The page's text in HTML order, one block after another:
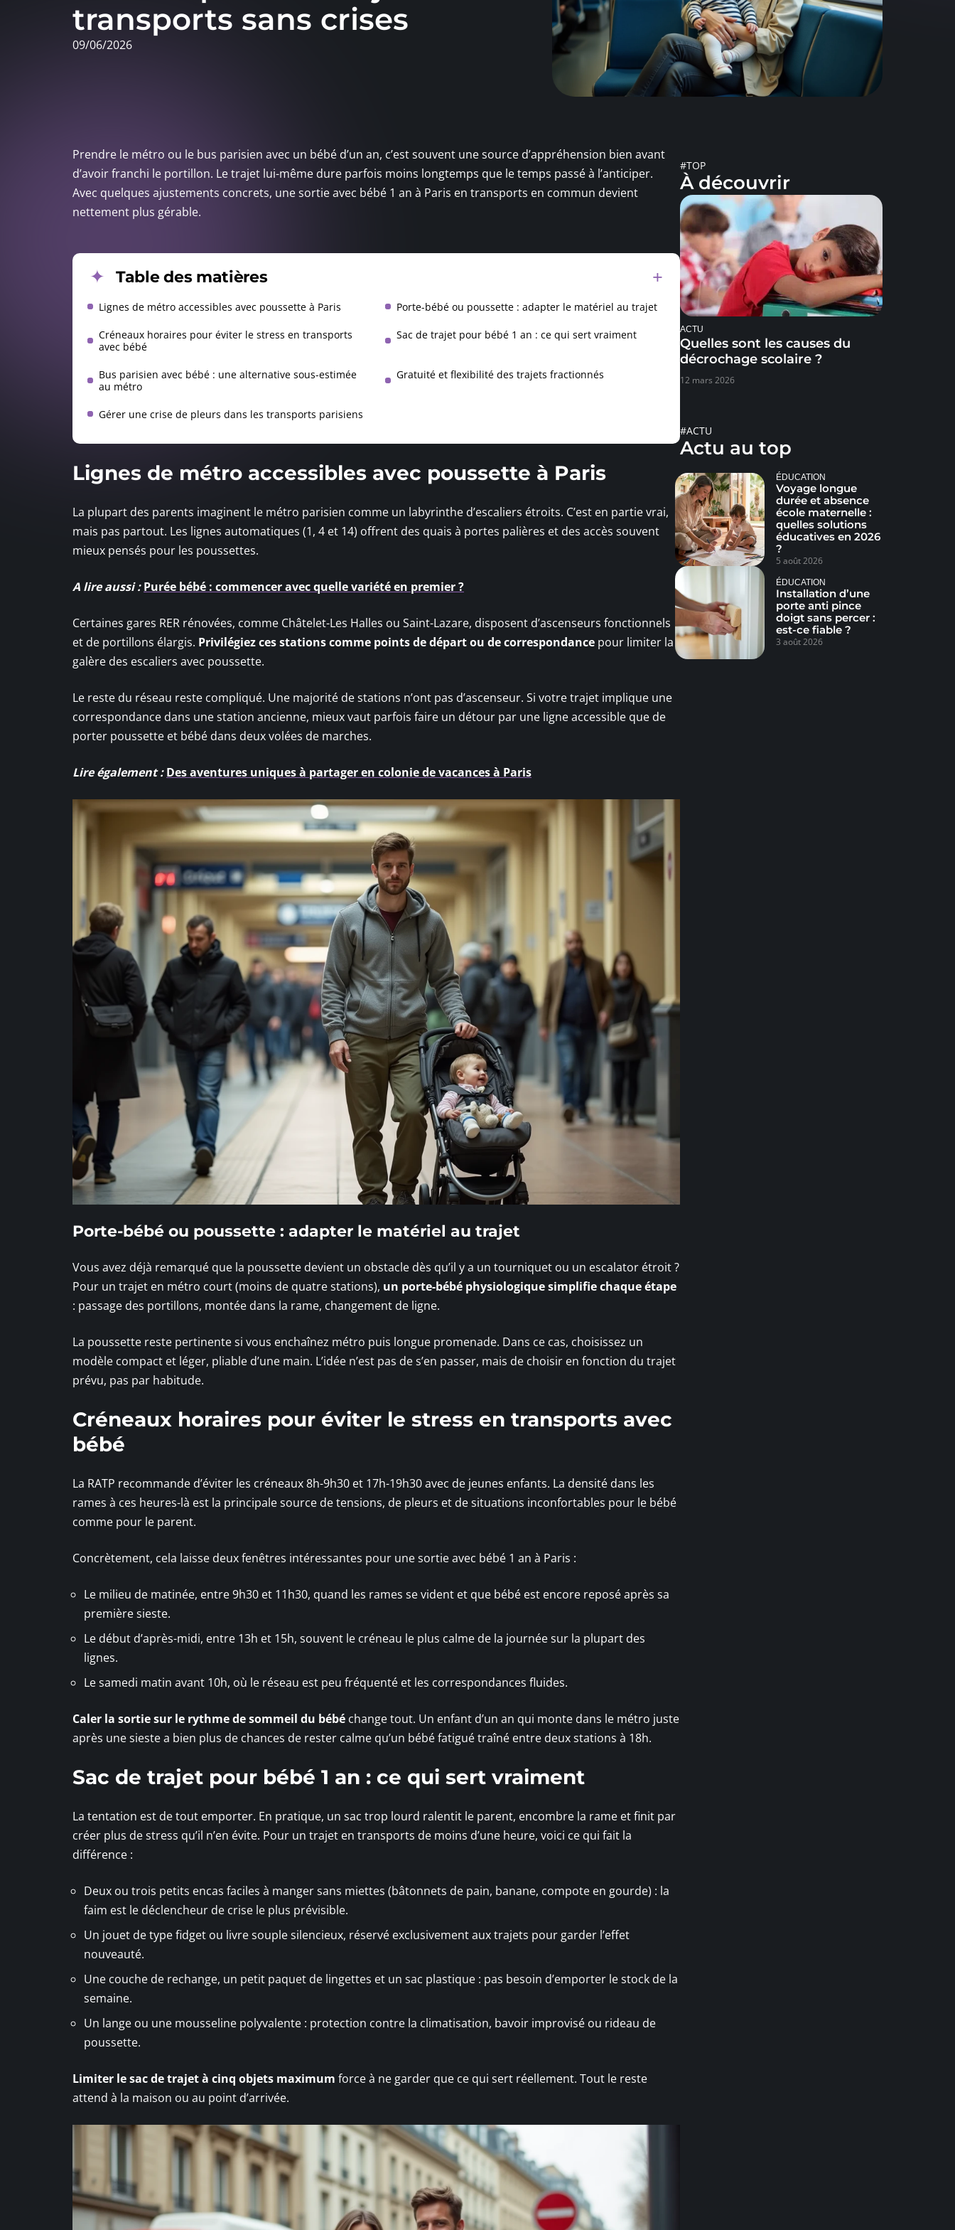
transports sans crises
09/06/2026
Prendre le métro ou le bus parisien avec un bébé d’un an, c’est souvent une source d’appréhension bien avant
d’avoir franchi le portillon. Le trajet lui-même dure parfois moins longtemps que le temps passé à l’anticiper.
Avec quelques ajustements concrets, une sortie avec bébé 1 an à Paris en transports en commun devient
nettement plus gérable.
Table des matières
Lignes de métro accessibles avec poussette à Paris Porte-bébé ou poussette : adapter le matériel au trajet
Créneaux horaires pour éviter le stress en transports
avec bébé
Sac de trajet pour bébé 1 an : ce qui sert vraiment
Bus parisien avec bébé : une alternative sous-estimée
au métro
Gratuité et flexibilité des trajets fractionnés
Gérer une crise de pleurs dans les transports parisiens
Lignes de métro accessibles avec poussette à Paris
La plupart des parents imaginent le métro parisien comme un labyrinthe d’escaliers étroits. C’est en partie vrai,
mais pas partout. Les lignes automatiques (1, 4 et 14) offrent des quais à portes palières et des accès souvent
mieux pensés pour les poussettes.
A lire aussi : Purée bébé : commencer avec quelle variété en premier ?
Certaines gares RER rénovées, comme Châtelet-Les Halles ou Saint-Lazare, disposent d’ascenseurs fonctionnels
et de portillons élargis. Privilégiez ces stations comme points de départ ou de correspondance pour limiter la
galère des escaliers avec poussette.
Le reste du réseau reste compliqué. Une majorité de stations n’ont pas d’ascenseur. Si votre trajet implique une
correspondance dans une station ancienne, mieux vaut parfois faire un détour par une ligne accessible que de
porter poussette et bébé dans deux volées de marches.
Lire également : Des aventures uniques à partager en colonie de vacances à Paris
Porte-bébé ou poussette : adapter le matériel au trajet
Vous avez déjà remarqué que la poussette devient un obstacle dès qu’il y a un tourniquet ou un escalator étroit ?
Pour un trajet en métro court (moins de quatre stations), un porte-bébé physiologique simplifie chaque étape
: passage des portillons, montée dans la rame, changement de ligne.
La poussette reste pertinente si vous enchaînez métro puis longue promenade. Dans ce cas, choisissez un
modèle compact et léger, pliable d’une main. L’idée n’est pas de s’en passer, mais de choisir en fonction du trajet
prévu, pas par habitude.
Créneaux horaires pour éviter le stress en transports avec
bébé
La RATP recommande d’éviter les créneaux 8h-9h30 et 17h-19h30 avec de jeunes enfants. La densité dans les
rames à ces heures-là est la principale source de tensions, de pleurs et de situations inconfortables pour le bébé
comme pour le parent.
Concrètement, cela laisse deux fenêtres intéressantes pour une sortie avec bébé 1 an à Paris :
Le milieu de matinée, entre 9h30 et 11h30, quand les rames se vident et que bébé est encore reposé après sa
première sieste.
Le début d’après-midi, entre 13h et 15h, souvent le créneau le plus calme de la journée sur la plupart des
lignes.
Le samedi matin avant 10h, où le réseau est peu fréquenté et les correspondances fluides.
Caler la sortie sur le rythme de sommeil du bébé change tout. Un enfant d’un an qui monte dans le métro juste
après une sieste a bien plus de chances de rester calme qu’un bébé fatigué traîné entre deux stations à 18h.
Sac de trajet pour bébé 1 an : ce qui sert vraiment
La tentation est de tout emporter. En pratique, un sac trop lourd ralentit le parent, encombre la rame et finit par
créer plus de stress qu’il n’en évite. Pour un trajet en transports de moins d’une heure, voici ce qui fait la
différence :
Deux ou trois petits encas faciles à manger sans miettes (bâtonnets de pain, banane, compote en gourde) : la
faim est le déclencheur de crise le plus prévisible.
Un jouet de type fidget ou livre souple silencieux, réservé exclusivement aux trajets pour garder l’effet
nouveauté.
Une couche de rechange, un petit paquet de lingettes et un sac plastique : pas besoin d’emporter le stock de la
semaine.
Un lange ou une mousseline polyvalente : protection contre la climatisation, bavoir improvisé ou rideau de
poussette.
Limiter le sac de trajet à cinq objets maximum force à ne garder que ce qui sert réellement. Tout le reste
attend à la maison ou au point d’arrivée.
#TOP
À découvrir
ACTU
Quelles sont les causes du
décrochage scolaire ?
12 mars 2026
#ACTU
Actu au top
ÉDUCATION
Voyage longue
durée et absence
école maternelle :
quelles solutions
éducatives en 2026
?
5 août 2026
ÉDUCATION
Installation d’une
porte anti pince
doigt sans percer :
est-ce fiable ?
3 août 2026